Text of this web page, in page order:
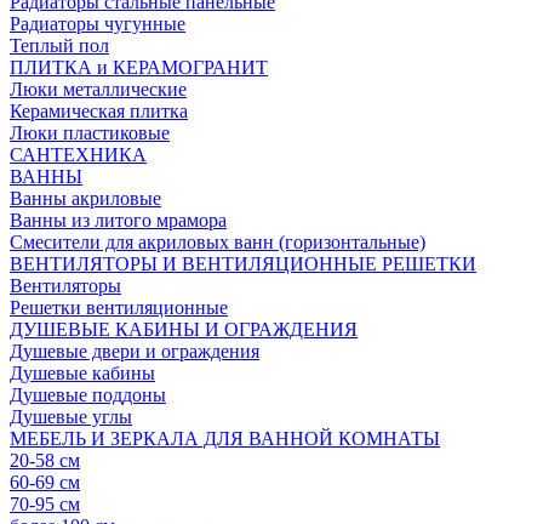
Радиаторы чугунные
Теплый пол
ПЛИТКА и КЕРАМОГРАНИТ
Люки металлические
Керамическая плитка
Люки пластиковые
САНТЕХНИКА
ВАННЫ
Ванны акриловые
Ванны из литого мрамора
Смесители для акриловых ванн (горизонтальные)
ВЕНТИЛЯТОРЫ И ВЕНТИЛЯЦИОННЫЕ РЕШЕТКИ
Вентиляторы
Решетки вентиляционные
ДУШЕВЫЕ КАБИНЫ И ОГРАЖДЕНИЯ
Душевые двери и ограждения
Душевые кабины
Душевые поддоны
Душевые углы
МЕБЕЛЬ И ЗЕРКАЛА ДЛЯ ВАННОЙ КОМНАТЫ
20-58 см
60-69 см
70-95 см